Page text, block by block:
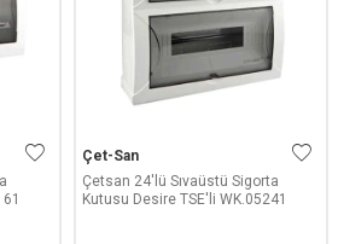
Çet-San
Çetsan 24'lü Sıvaüstü Sigorta
Kutusu Desire TSE'li WK.05241